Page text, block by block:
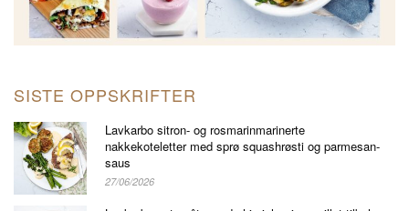
SISTE OPPSKRIFTER
Lavkarbo sitron- og rosmarinmarinerte
nakkekoteletter med sprø squashrøsti og parmesan-
saus
27/06/2026